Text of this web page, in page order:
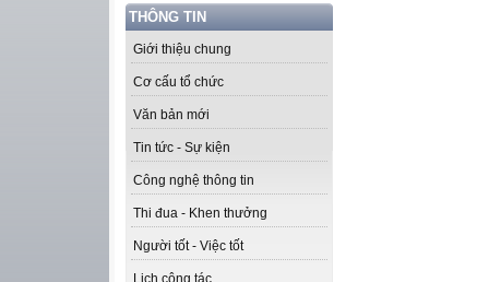
THÔNG TIN
Giới thiệu chung
Cơ cấu tổ chức
Văn bản mới
Tin tức - Sự kiện
Công nghệ thông tin
Thi đua - Khen thưởng
Người tốt - Việc tốt
Lịch công tác